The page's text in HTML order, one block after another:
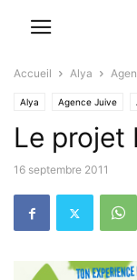
Accueil Alya
Alya Agence Juive
Le projet
16 septembre 2011